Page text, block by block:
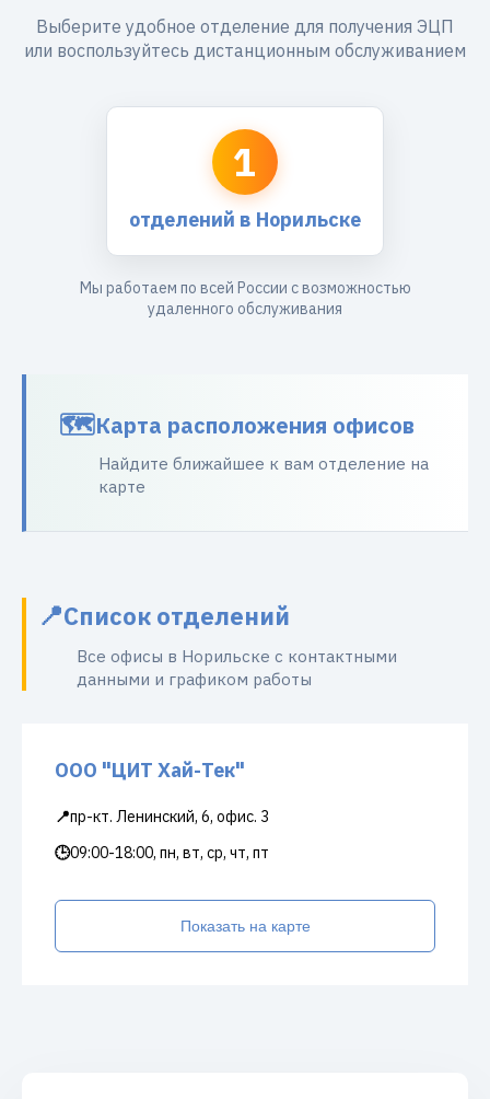
Выберите удобное отделение для получения ЭЦП
или воспользуйтесь дистанционным обслуживанием
1
отделений в Норильске
Мы работаем по всей России с возможностью
удаленного обслуживания
Карта расположения офисов
Найдите ближайшее к вам отделение на
карте
Список отделений
Все офисы в Норильске с контактными
данными и графиком работы
ООО "ЦИТ Хай-Тек"
📍пр-кт. Ленинский, 6, офис. 3
🕒09:00-18:00, пн, вт, ср, чт, пт
Показать на карте